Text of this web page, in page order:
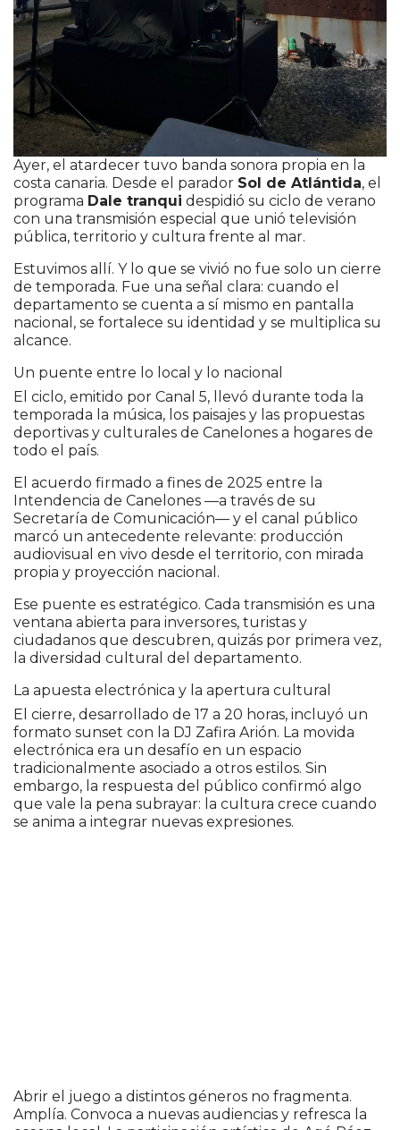
Ayer, el atardecer tuvo banda sonora propia en la
costa canaria. Desde el parador Sol de Atlántida, el
programa Dale tranqui despidió su ciclo de verano
con una transmisión especial que unió televisión
pública, territorio y cultura frente al mar.
Estuvimos allí. Y lo que se vivió no fue solo un cierre
de temporada. Fue una señal clara: cuando el
departamento se cuenta a sí mismo en pantalla
nacional, se fortalece su identidad y se multiplica su
alcance.
Un puente entre lo local y lo nacional
El ciclo, emitido por Canal 5, llevó durante toda la
temporada la música, los paisajes y las propuestas
deportivas y culturales de Canelones a hogares de
todo el país.
El acuerdo firmado a fines de 2025 entre la
Intendencia de Canelones —a través de su
Secretaría de Comunicación— y el canal público
marcó un antecedente relevante: producción
audiovisual en vivo desde el territorio, con mirada
propia y proyección nacional.
Ese puente es estratégico. Cada transmisión es una
ventana abierta para inversores, turistas y
ciudadanos que descubren, quizás por primera vez,
la diversidad cultural del departamento.
La apuesta electrónica y la apertura cultural
El cierre, desarrollado de 17 a 20 horas, incluyó un
formato sunset con la DJ Zafira Arión. La movida
electrónica era un desafío en un espacio
tradicionalmente asociado a otros estilos. Sin
embargo, la respuesta del público confirmó algo
que vale la pena subrayar: la cultura crece cuando
se anima a integrar nuevas expresiones.
Abrir el juego a distintos géneros no fragmenta.
Amplía. Convoca a nuevas audiencias y refresca la